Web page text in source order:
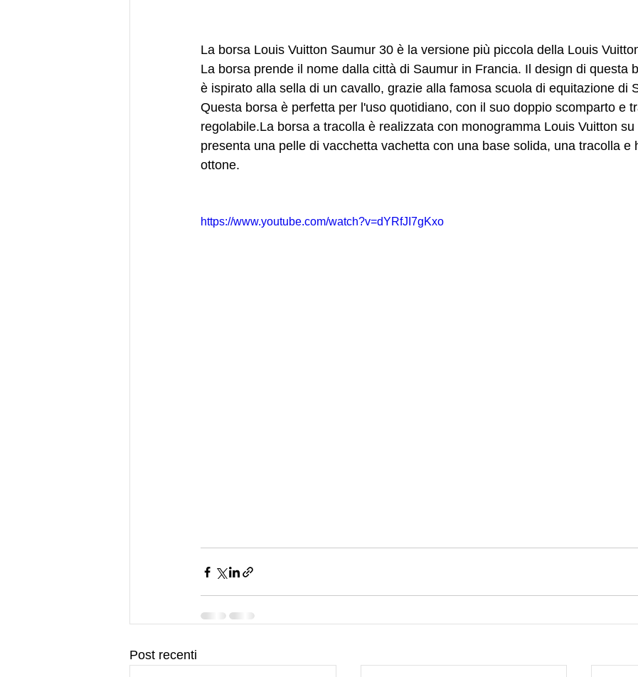
La borsa Louis Vuitton Saumur 30 è la versione più piccola della Louis
La borsa prende il nome dalla città di Saumur in Francia. Il design di questa
è ispirato alla sella di un cavallo, grazie alla famosa scuola di equitazione di
Questa borsa è perfetta per l'uso quotidiano, con il suo doppio scomparto e
regolabile.La borsa a tracolla è realizzata con monogramma Louis Vuitton
presenta una pelle di vacchetta vachetta con una base solida, una tracolla e
ottone.
https://www.youtube.com/watch?v=dYRfJI7gKxo
Post recenti